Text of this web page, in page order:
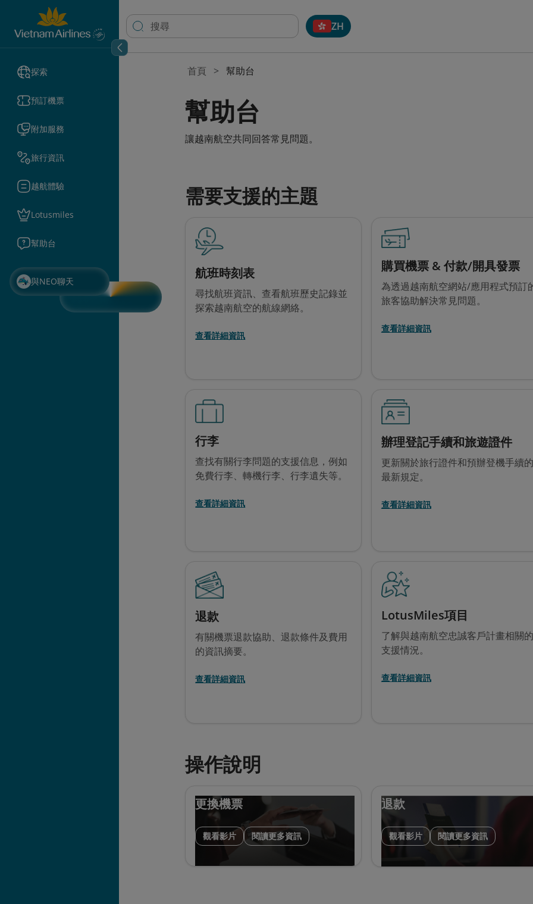
探索
預訂機票
附加服務
旅行資訊
越航體驗
Lotusmiles
幫助台
與NEO聊天
ZH
首頁 幫助台
幫助台
讓越南航空共同回答常見問題。
需要支援的主題
航班時刻表
尋找航班資訊、查看航班歷史記錄並
探索越南航空的航線網絡。
查看詳細資訊
購買機票 & 付款/開具發票
為透過越南航空網站/應用程式預訂
旅客協助解決常見問題。
查看詳細資訊
行李
查找有關行李問題的支援信息，例如
免費行李、轉機行李、行李遺失等。
查看詳細資訊
辦理登記手續和旅遊證件
更新關於旅行證件和預辦登機手續的
最新規定。
查看詳細資訊
退款
有關機票退款協助、退款條件及費用
的資訊摘要。
查看詳細資訊
LotusMiles項目
了解與越南航空忠誠客戶計畫相關的
支援情況。
查看詳細資訊
操作說明
更換機票
觀看影片 閱讀更多資訊
退款
觀看影片 閱讀更多資訊